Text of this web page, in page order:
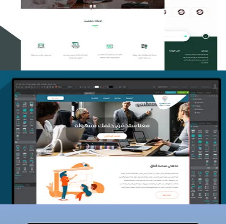
التفاصيل
منصة أفق للتدريب
التفاصيل